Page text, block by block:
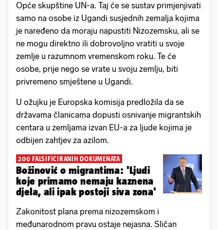
Opće skupštine UN-a. Taj će se sustav primjenjivati
samo na osobe iz Ugandi susjednih zemalja kojima
je naređeno da moraju napustiti Nizozemsku, ali se
ne mogu direktno ili dobrovoljno vratiti u svoje
zemlje u razumnom vremenskom roku. Te će
osobe, prije nego se vrate u svoju zemlju, biti
privremeno smještene u Ugandi.
U ožujku je Europska komisija predložila da se
državama članicama dopusti osnivanje migrantskih
centara u zemljama izvan EU-a za ljude kojima je
odbijen zahtjev za azilom.
200 FALSIFICIRANIH DOKUMENATA
Božinović o migrantima: 'Ljudi
koje primamo nemaju kaznena
djela, ali ipak postoji siva zona'
Zakonitost plana prema nizozemskom i
međunarodnom pravu ostaje nejasna. Sličan